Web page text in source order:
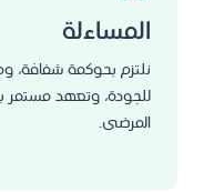
المساءلة
نلتزم بحوكمة شفافة،
للجودة، وتعهد مستمر
المرضى.